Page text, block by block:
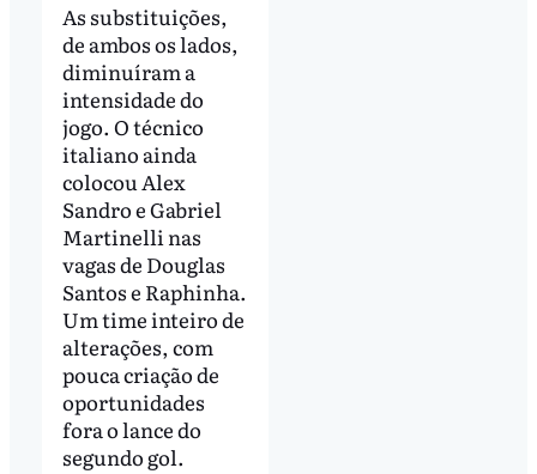
As substituições,
de ambos os lados,
diminuíram a
intensidade do
jogo. O técnico
italiano ainda
colocou Alex
Sandro e Gabriel
Martinelli nas
vagas de Douglas
Santos e Raphinha.
Um time inteiro de
alterações, com
pouca criação de
oportunidades
fora o lance do
segundo gol.